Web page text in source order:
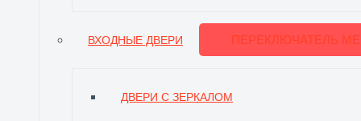
ВХОДНЫЕ ДВЕРИ ПЕРЕКЛЮЧАТЕЛЬ
ДВЕРИ С ЗЕРКАЛОМ